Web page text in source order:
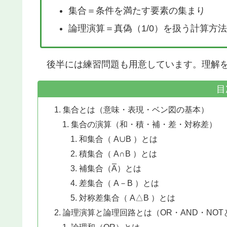
集合＝条件を満たす要素の集まり
論理演算＝真偽（1/0）を扱う計算方法
後半には練習問題も用意しています。理解
集合とは（意味・表現・ベン図の基本）
集合の演算（和・積・補・差・対称差）
和集合（ A∪B ）とは
積集合（ A∩B ）とは
補集合（A）とは
差集合（ A－B ）とは
対称差集合（ A△B ）とは
論理演算と論理回路とは（OR・AND・NOT